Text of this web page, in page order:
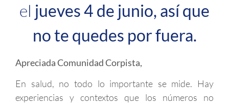
el jueves 4 de junio, así que
no te quedes por fuera.
Apreciada Comunidad Corpista,
En salud, no todo lo importante se mide. Hay
experiencias y contextos que los números no